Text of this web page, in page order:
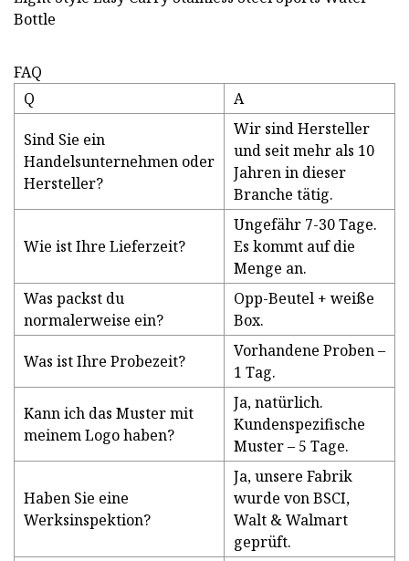
FAQ
Q
A
Sind Sie ein
Handelsunternehmen oder
Hersteller?
Wir sind Hersteller
und seit mehr als 10
Jahren in dieser
Branche tätig.
Wie ist Ihre Lieferzeit?
Ungefähr 7-30 Tage.
Es kommt auf die
Menge an.
Was packst du
normalerweise ein?
Opp-Beutel + weiße
Box.
Was ist Ihre Probezeit?
Vorhandene Proben –
1 Tag.
Kann ich das Muster mit
meinem Logo haben?
Ja, natürlich.
Kundenspezifische
Muster – 5 Tage.
Haben Sie eine
Werksinspektion?
Ja, unsere Fabrik
wurde von BSCI,
Walt & Walmart
geprüft.